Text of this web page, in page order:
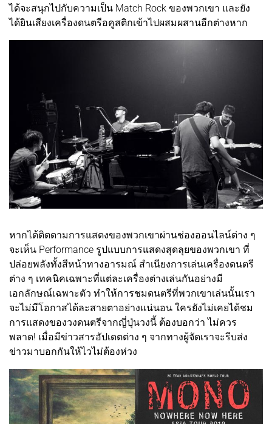
ได้จะสนุกไปกับความเป็น Match Rock ของพวกเขา และยัง
ได้ยินเสียงเครื่องดนตรีอคูสติกเข้าไปผสมผสานอีกต่างหาก
หากได้ติตดามการแสดงของพวกเขาผ่านช่องออนไลน์ต่าง ๆ
จะเห็น Performance รูปแบบการแสดงสุดลุยของพวกเขา ที่
ปล่อยพลังทั้งสีหน้าทางอารมณ์ สำเนียงการเล่นเครื่องดนตรี
ต่าง ๆ เทคนิคเฉพาะที่แต่ละเครื่องต่างเล่นกันอย่างมี
เอกลักษณ์เฉพาะตัว ทำให้การชมดนตรีที่พวกเขาเล่นนั้นเรา
จะไม่มีโอกาสได้ละสายตาอย่างแน่นอน ใครยังไม่เคยได้ชม
การแสดงของวงดนตรีจากญี่ปุ่นวงนี้ ต้องบอกว่า ไม่ควร
พลาด! เมื่อมีข่าวสารอัปเดตต่าง ๆ จากทางผู้จัดเราจะรีบส่ง
ข่าวมาบอกกันให้ไวไม่ต้องห่วง